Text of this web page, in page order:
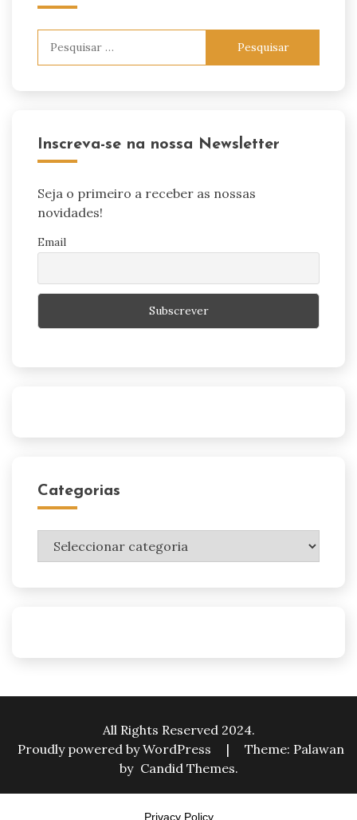
Inscreva-se na nossa Newsletter
Seja o primeiro a receber as nossas
novidades!
Email
Categorias
Categorias
All Rights Reserved 2024.
Proudly powered by WordPress
|
Theme: Palawan
by Candid Themes.
Privacy Policy